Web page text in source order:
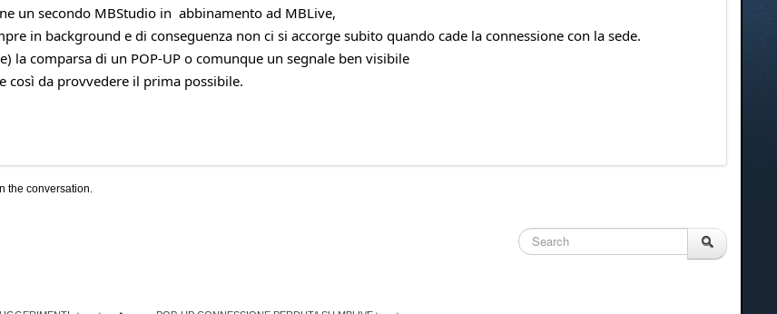
un secondo MBStudio in abbinamento ad MBLive,
in background e di conseguenza non ci si accorge subito quando cade la connessione con la sede.
la comparsa di un POP-UP o comunque un segnale ben visibile
così da provvedere il prima possibile.
the conversation.